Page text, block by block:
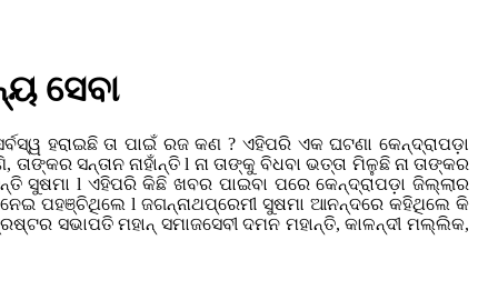
ସେବା
ହରାଇଛି ତା ପାଇଁ ରଜ କଣ ? ଏହିପରି ଏକ ଘଟଣା କେନ୍ଦ୍ରାପଡ଼ା
ସନ୍ତାନ ନାହାଁନ୍ତି l ନା ତାଙ୍କୁ ବିଧବା ଭତ୍ତା ମିଳୁଛି ନା ତାଙ୍କର
ସୁଷମା l ଏହିପରି କିଛି ଖବର ପାଇବା ପରେ କେନ୍ଦ୍ରାପଡ଼ା ଜିଲ୍ଲାର
ନେଇ ପହଞ୍ଚିଥିଲେ l ଜଗନ୍ନାଥପ୍ରେମୀ ସୁଷମା ଆନନ୍ଦରେ କହିଥିଲେ କି
ସଭାପତି ମହାନ୍ ସମାଜସେବୀ ଦମନ ମହାନ୍ତି, କାଳନ୍ଦୀ ମଲ୍ଲିକ,